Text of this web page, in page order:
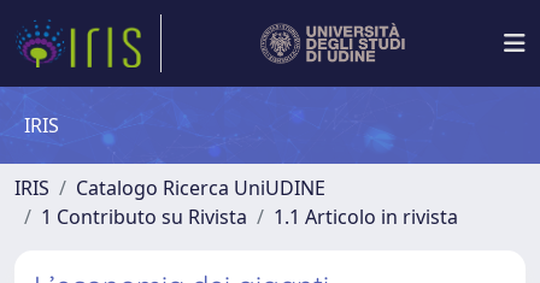
IRIS
IRIS
Catalogo Ricerca UniUDINE
1 Contributo su Rivista
1.1 Articolo in rivista